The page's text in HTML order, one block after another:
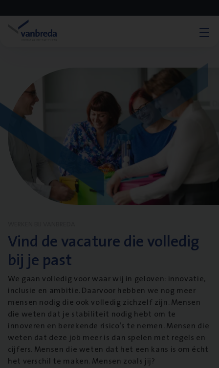
Vind de vacature die volledig
bij je past
We gaan volledig voor waar wij in geloven: innovatie,
inclusie en ambitie. Daarvoor hebben we nog meer
mensen nodig die ook volledig zichzelf zijn. Mensen
die weten dat je stabiliteit nodig hebt om te
innoveren en berekende risico’s te nemen. Mensen die
weten dat deze job meer is dan spelen met regels en
cijfers. Mensen die weten dat het een kans is om écht
het verschil te maken. Mensen zoals jij?